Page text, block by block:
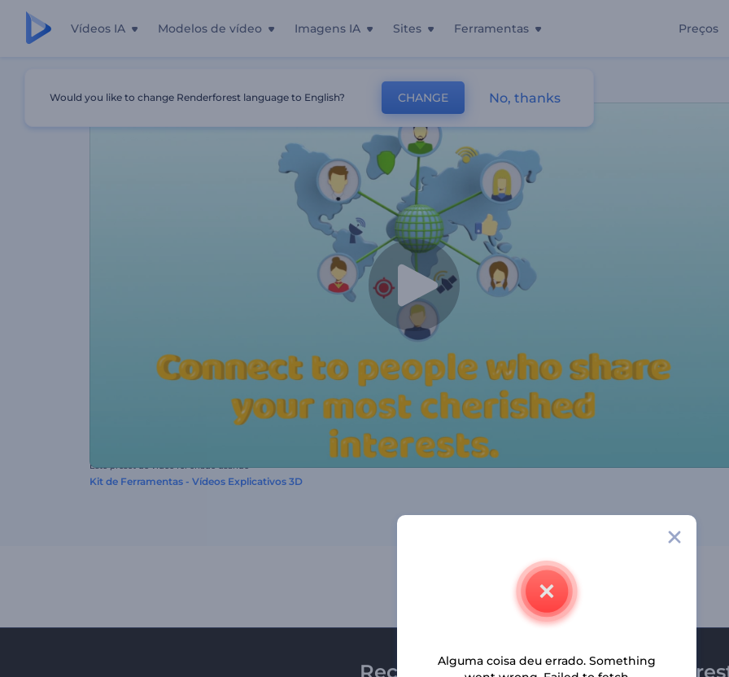
Vídeos IA Modelos de vídeo Imagens IA Sites Ferramentas Preços
Este preset de vídeo foi criado usando
Kit de Ferramentas - Vídeos Explicativos 3D
Receba a newsletter da
Would you like to change Renderforest language to English? CHANGE No, thanks
Alguma coisa deu errado. Something